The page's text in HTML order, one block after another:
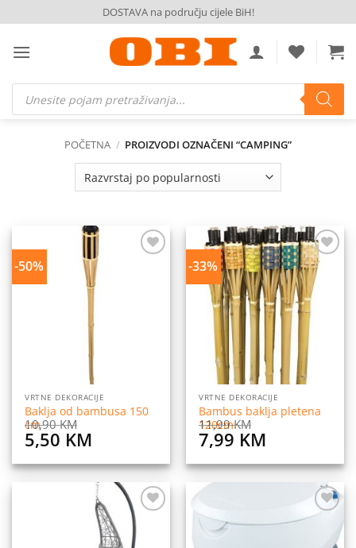
to
content
DOSTAVA na području cijele BiH!
Products
search
POČETNA / PROIZVODI OZNAČENI “CAMPING”
-50%
VRTNE DEKORACIJE
Baklja od bambusa 150
cm
10,90KM
Original
price
was:
10,90 KM.
5,50 KM
is:
5,50 KM.
-33%
Dodaj
listu
VRTNE DEKORACIJE
Bambus baklja pletena
120cm
11,99KM
Original
price
was:
11,99 KM.
7,99 KM
is:
7,99 KM.